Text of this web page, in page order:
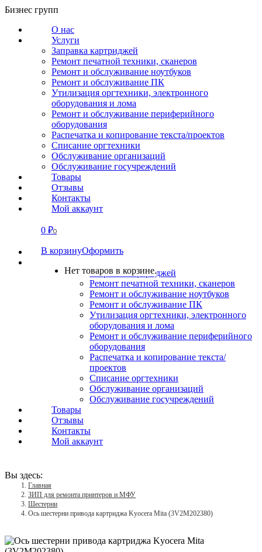
Перейти
содержанию
Бизнес групп
О нас
Услуги
Заправка картриджей
Ремонт печатной техники, сканеров
Ремонт и обслуживание ноутбуков
Ремонт и обслуживание ПК
Утилизация оргтехники, электронного
оборудования и лома
Ремонт и обслуживание периферийного
оборудования
Распечатка и копирование текста/проектов
Списание оргтехники
Обслуживание организаций
Обслуживание госучреждений
Товары
Отзывы
Контакты
Мой аккаунт
0 ₽0
В корзинуОформить
Нет товаров в корзине.
СВЯЗАТЬСЯ
О нас
Заправка картриджей
Ремонт печатной техники, сканеров
Ремонт и обслуживание ноутбуков
Ремонт и обслуживание ПК
Утилизация оргтехники, электронного
оборудования и лома
Ремонт и обслуживание периферийного
оборудования
Распечатка и копирование текста/
проектов
Списание оргтехники
Обслуживание организаций
Обслуживание госучреждений
Товары
Отзывы
Контакты
Мой аккаунт
Вы здесь:
Главная
ЗИП для ремонта принтеров и МФУ
Шестерни
Ось шестерни привода картриджа Kyocera Mita (3V2M202380)